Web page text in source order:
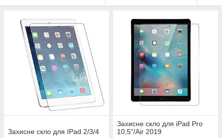
Захисне скло для IPad 2/3/4
Захисне скло для iPad Pro
10,5"/Air 2019